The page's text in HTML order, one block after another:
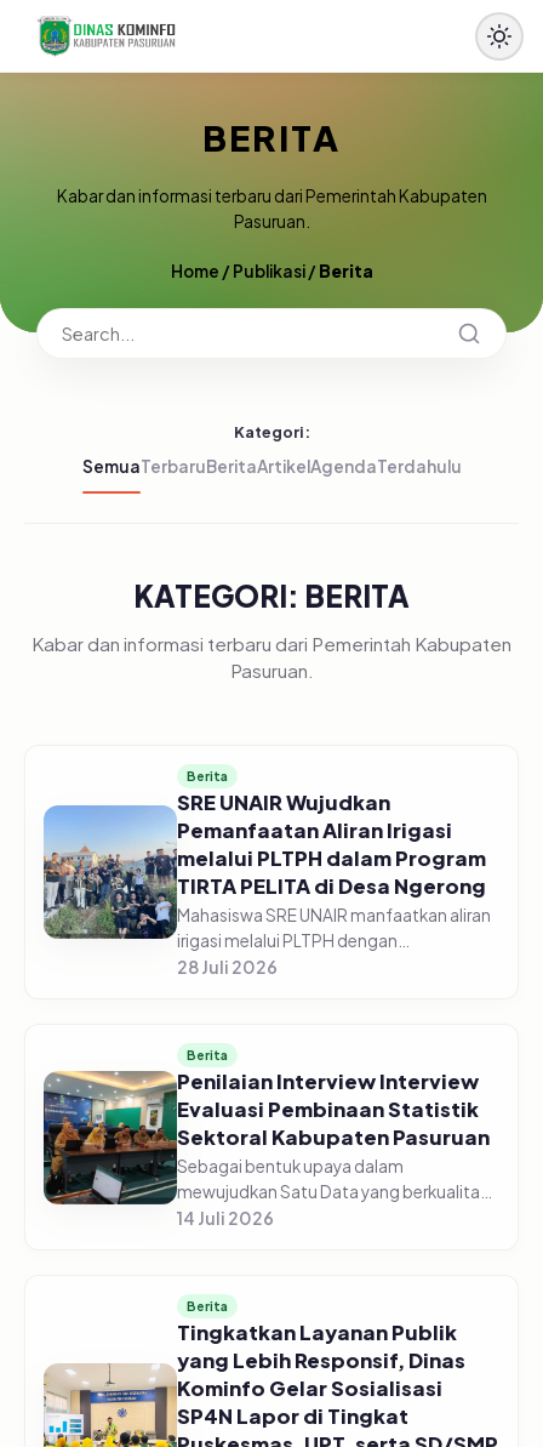
BERITA
Kabar dan informasi terbaru dari Pemerintah Kabupaten
Pasuruan.
Home /Publikasi/Berita
Kategori:
SemuaTerbaruBeritaArtikelAgendaTerdahulu
KATEGORI: BERITA
Kabar dan informasi terbaru dari Pemerintah Kabupaten
Pasuruan.
Berita
SRE UNAIR Wujudkan
Pemanfaatan Aliran Irigasi
melalui PLTPH dalam Program
TIRTA PELITA di Desa Ngerong
Mahasiswa SRE UNAIR manfaatkan aliran
irigasi melalui PLTPH dengan
memberdayakan warga Desa Ngerong di
potensi aliran...
28 Juli 2026
Berita
Penilaian Interview Interview
Evaluasi Pembinaan Statistik
Sektoral Kabupaten Pasuruan
Sebagai bentuk upaya dalam
mewujudkan Satu Data yang berkualitas,
Dinas Komunikasi dan Informatika
Statistik Se...
14 Juli 2026
Berita
Tingkatkan Layanan Publik
yang Lebih Responsif, Dinas
Kominfo Gelar Sosialisasi
SP4N Lapor di Tingkat